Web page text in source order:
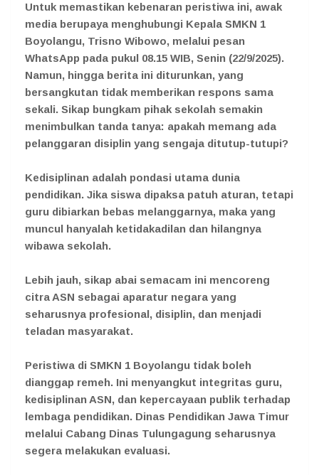
Untuk memastikan kebenaran peristiwa ini, awak
media berupaya menghubungi Kepala SMKN 1
Boyolangu, Trisno Wibowo, melalui pesan
WhatsApp pada pukul 08.15 WIB, Senin (22/9/2025).
Namun, hingga berita ini diturunkan, yang
bersangkutan tidak memberikan respons sama
sekali. Sikap bungkam pihak sekolah semakin
menimbulkan tanda tanya: apakah memang ada
pelanggaran disiplin yang sengaja ditutup-tutupi?
Kedisiplinan adalah pondasi utama dunia
pendidikan. Jika siswa dipaksa patuh aturan, tetapi
guru dibiarkan bebas melanggarnya, maka yang
muncul hanyalah ketidakadilan dan hilangnya
wibawa sekolah.
Lebih jauh, sikap abai semacam ini mencoreng
citra ASN sebagai aparatur negara yang
seharusnya profesional, disiplin, dan menjadi
teladan masyarakat.
Peristiwa di SMKN 1 Boyolangu tidak boleh
dianggap remeh. Ini menyangkut integritas guru,
kedisiplinan ASN, dan kepercayaan publik terhadap
lembaga pendidikan. Dinas Pendidikan Jawa Timur
melalui Cabang Dinas Tulungagung seharusnya
segera melakukan evaluasi.